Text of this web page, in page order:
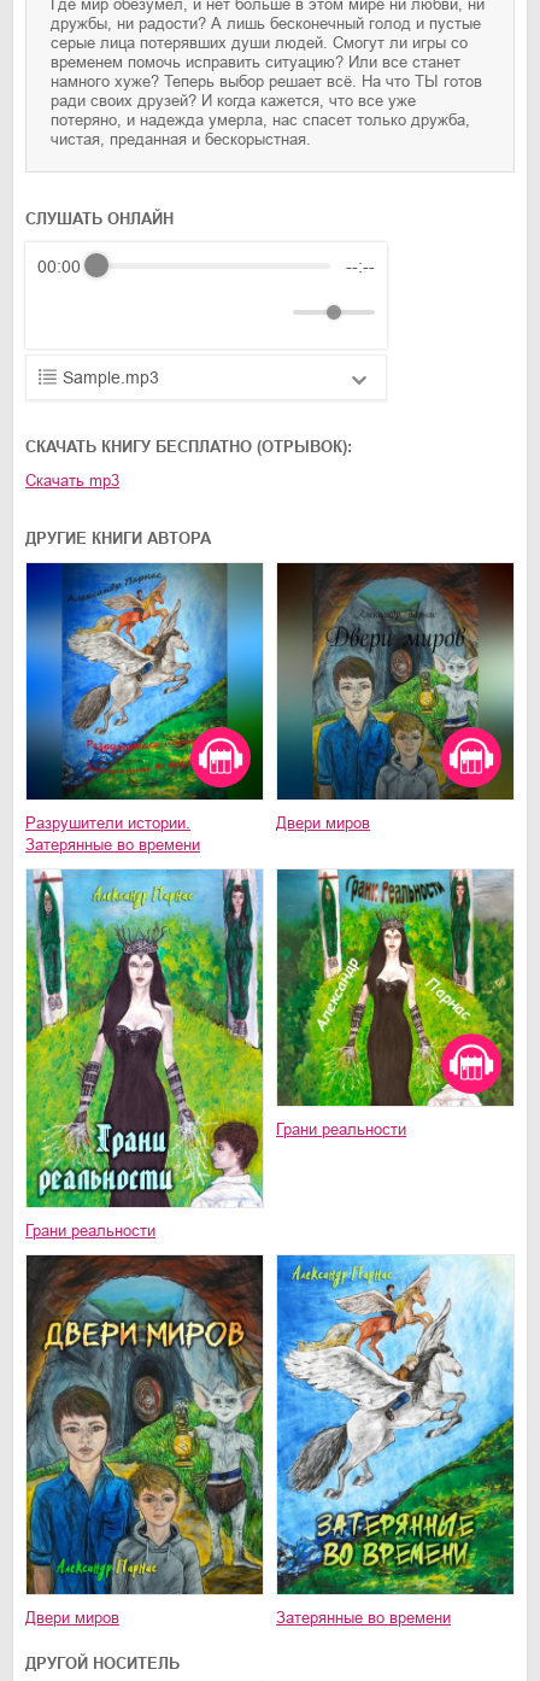
Где мир обезумел, и нет больше в этом мире ни любви, ни
дружбы, ни радости? А лишь бесконечный голод и пустые
серые лица потерявших души людей. Смогут ли игры со
временем помочь исправить ситуацию? Или все станет
намного хуже? Теперь выбор решает всё. На что ТЫ готов
ради своих друзей? И когда кажется, что все уже
потеряно, и надежда умерла, нас спасет только дружба,
чистая, преданная и бескорыстная.
СЛУШАТЬ ОНЛАЙН
00:00 --:--
Sample.mp3
20:50
CКАЧАТЬ КНИГУ БЕСПЛАТНО (ОТРЫВОК):
Скачать mp3
ДРУГИЕ КНИГИ АВТОРА
Разрушители истории.
Затерянные во времени
Двери миров
Грани реальности
Грани реальности
Двери миров Затерянные во времени
ДРУГОЙ НОСИТЕЛЬ